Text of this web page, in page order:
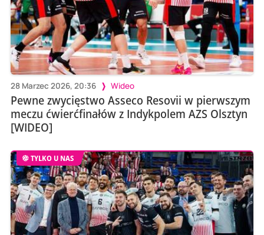
28 Marzec 2026, 20:36 Wideo
Pewne zwycięstwo Asseco Resovii w pierwszym
meczu ćwierćfinałów z Indykpolem AZS Olsztyn
[WIDEO]
TYLKO U NAS